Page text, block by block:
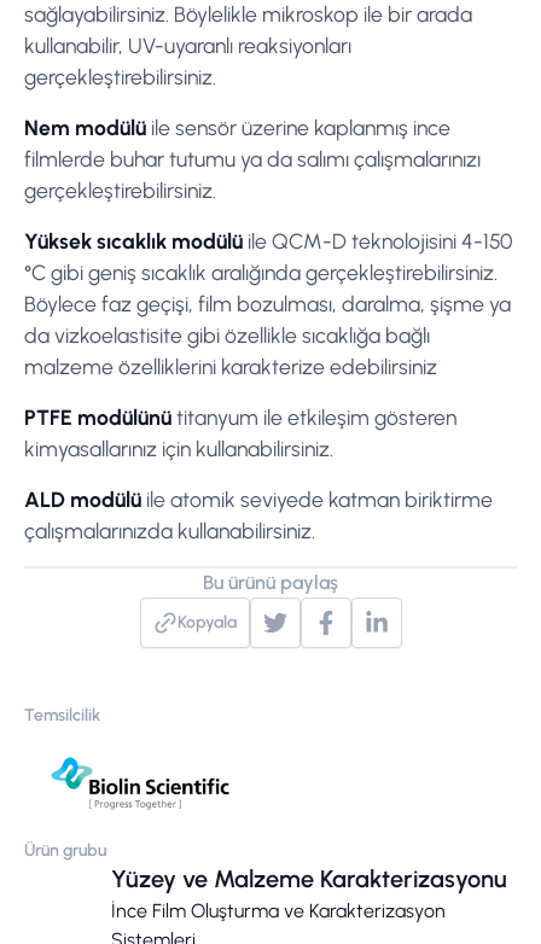
sağlayabilirsiniz. Böylelikle mikroskop ile bir arada
kullanabilir, UV-uyaranlı reaksiyonları
gerçekleştirebilirsiniz.
Nem modülü ile sensör üzerine kaplanmış ince
filmlerde buhar tutumu ya da salımı çalışmalarınızı
gerçekleştirebilirsiniz.
Yüksek sıcaklık modülü ile QCM-D teknolojisini 4-150
°C gibi geniş sıcaklık aralığında gerçekleştirebilirsiniz.
Böylece faz geçişi, film bozulması, daralma, şişme ya
da vizkoelastisite gibi özellikle sıcaklığa bağlı
malzeme özelliklerini karakterize edebilirsiniz
PTFE modülünütitanyum ile etkileşim gösteren
kimyasallarınız için kullanabilirsiniz.
ALD modülü ile atomik seviyede katman biriktirme
çalışmalarınızda kullanabilirsiniz.
Bu ürünü paylaş
Kopyala
Temsilcilik
Ürün grubu
Yüzey ve Malzeme Karakterizasyonu
İnce Film Oluşturma ve Karakterizasyon